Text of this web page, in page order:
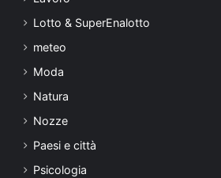
Lotto & SuperEnalotto
meteo
Moda
Natura
Nozze
Paesi e città
Psicologia